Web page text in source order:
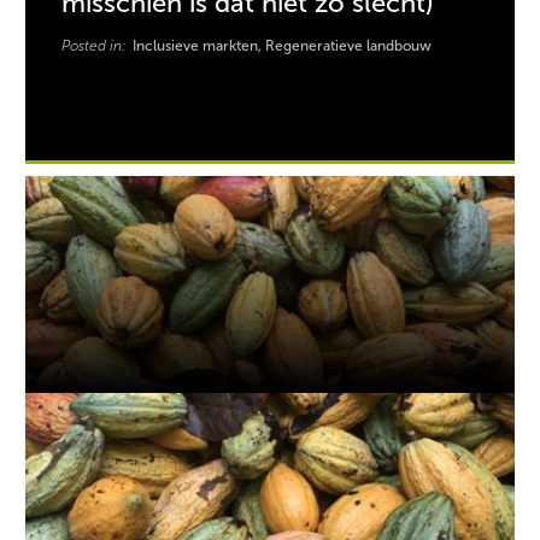
Posted in: Inclusieve markten, Regeneratieve landbouw